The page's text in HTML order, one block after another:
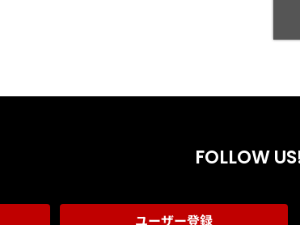
FOLLOW
ユーザー登録